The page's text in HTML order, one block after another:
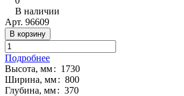
В наличии
Арт. 96609
В корзину
Подробнее
Высота, мм: 1730
Ширина, мм: 800
Глубина, мм: 370